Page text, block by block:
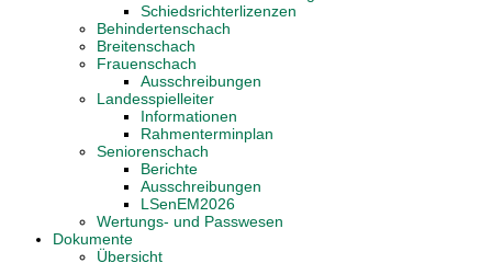
Schiedsrichterlizenzen
Behindertenschach
Breitenschach
Frauenschach
Ausschreibungen
Landesspielleiter
Informationen
Rahmenterminplan
Seniorenschach
Berichte
Ausschreibungen
LSenEM2026
Wertungs- und Passwesen
Dokumente
Übersicht